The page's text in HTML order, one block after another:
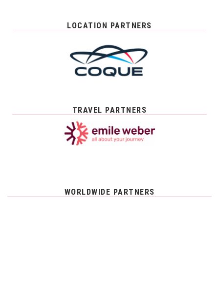
LOCATION PARTNERS
TRAVEL PARTNERS
WORLDWIDE PARTNERS